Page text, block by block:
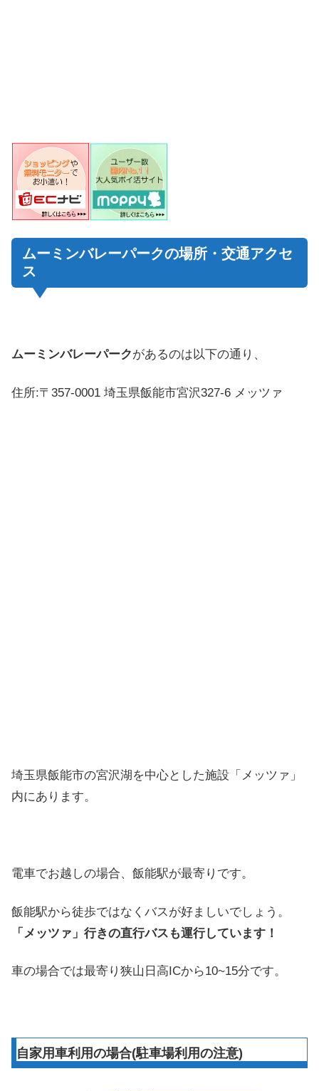
ムーミンバレーパークの場所・交通アクセ
ス
ムーミンバレーパークがあるのは以下の通り、
住所:〒357-0001 埼玉県飯能市宮沢327-6 メッツァ
埼玉県飯能市の宮沢湖を中心とした施設「メッツァ」
内にあります。
電車でお越しの場合、飯能駅が最寄りです。
飯能駅から徒歩ではなくバスが好ましいでしょう。
「メッツァ」行きの直行バスも運行しています！
車の場合では最寄り狭山日高ICから10~15分です。
自家用車利用の場合(駐車場利用の注意)